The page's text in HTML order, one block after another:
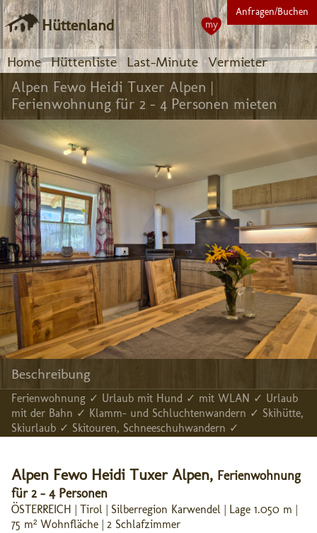
Hüttenland
Home Hüttenliste Last-Minute Vermieter
Anfragen/Buchen
my
Alpen Fewo Heidi Tuxer Alpen |
Ferienwohnung für 2 - 4 Personen mieten
Beschreibung
Ferienwohnung ✓ Urlaub mit Hund ✓ mit WLAN ✓ Urlaub
mit der Bahn ✓ Klamm- und Schluchtenwandern ✓ Skihütte,
Skiurlaub ✓ Skitouren, Schneeschuhwandern ✓
Alpen Fewo Heidi Tuxer Alpen, Ferienwohnung
für 2 - 4 Personen
ÖSTERREICH | Tirol | Silberregion Karwendel | Lage 1.050 m |
75 m² Wohnfläche | 2 Schlafzimmer